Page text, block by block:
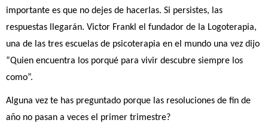
importante es que no dejes de hacerlas. Si persistes, las
respuestas llegarán. Victor Frankl el fundador de la Logoterapia,
una de las tres escuelas de psicoterapia en el mundo una vez dijo
“Quien encuentra los porqué para vivir descubre siempre los
como”.
Alguna vez te has preguntado porque las resoluciones de fin de
año no pasan a veces el primer trimestre?